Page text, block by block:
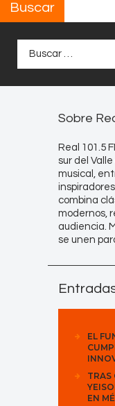
Buscar
Sobre
Real 101.5
sur del
musical,
combina
modernos,
audiencia.
se unen
EL
TRAS
EN